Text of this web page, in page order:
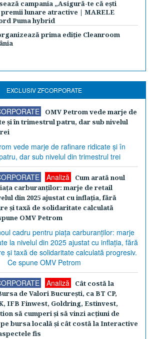
campania „Asigură-te că ești
lunare atractive | MARELE
Puma hybrid
prima ediție Cleanroom
EXCLUSIV ZFCORPORATE
OMV Petrom vede marje de
şi în trimestrul patru, dar sub nivelul
Analiză
Cum arată noul
carburanţilor: marje de retail
din 2025 ajustat cu inflaţia, fără
şi taxă de solidaritate calculată
OMV Petrom
Analiză
Cât costă la
de Valori Bucureşti, ca BT CP,
IFB Finwest, Goldring, Estinvest,
să cumperi şi să vinzi acţiuni de
pe bursa locală şi cât costă la Interactive
fis